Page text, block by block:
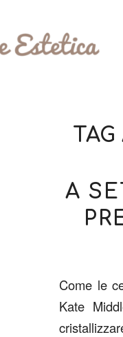
TAG
A
Come le
Kate